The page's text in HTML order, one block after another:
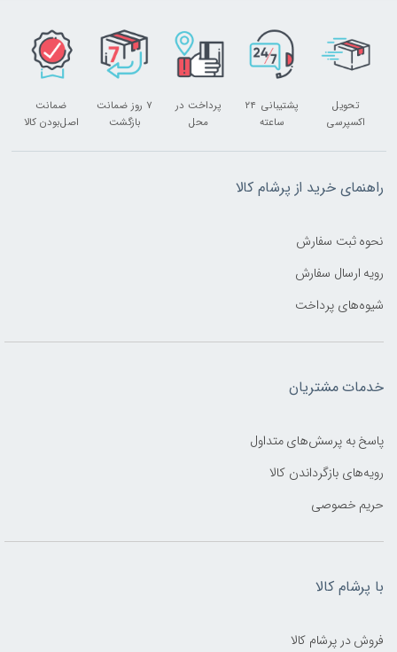
تحویل
اکسپرسی
پشتیبانی ۲۴
ساعته
پرداخت در
محل
۷ روز ضمانت
بازگشت
ضمانت
اصل‌بودن کالا
راهنمای خرید از پرشام کالا
نحوه ثبت سفارش
رویه ارسال سفارش
شیوه‌های پرداخت
خدمات مشتریان
پاسخ به پرسش‌های متداول
رویه‌های بازگرداندن کالا
حریم خصوصی
با پرشام کالا
فروش در پرشام کالا